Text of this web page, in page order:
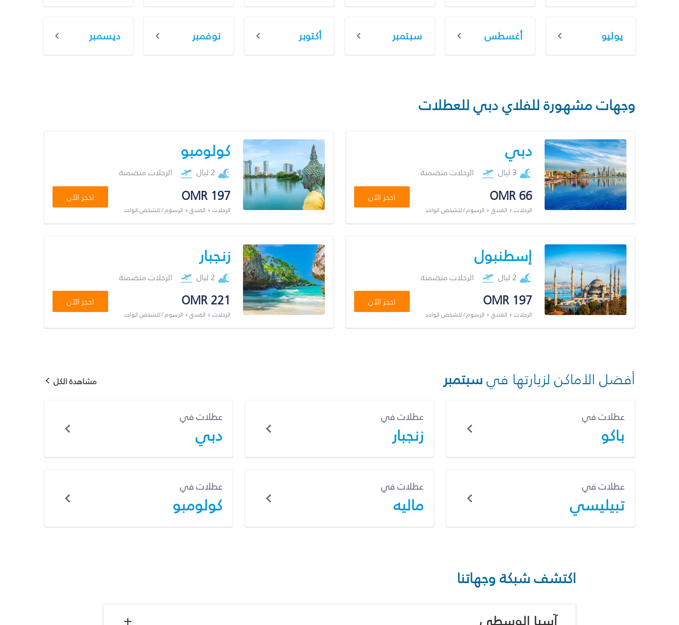
يوليو أغسطس سبتمبر أكتوبر نوفمبر ديسمبر
وجهات مشهورة للفلاي دبي للعطلات
دبي
3 ليال الرحلات متضمنة
OMR 66
الرحلات + الفندق + الرسوم / للشخص الواحد
احجز الآن
كولومبو
2 ليال الرحلات متضمنة
OMR 197
الرحلات + الفندق + الرسوم / للشخص الواحد
احجز الآن
إسطنبول
2 ليال الرحلات متضمنة
OMR 197
الرحلات + الفندق + الرسوم / للشخص الواحد
احجز الآن
زنجبار
2 ليال الرحلات متضمنة
OMR 221
الرحلات + الفندق + الرسوم / للشخص الواحد
احجز الآن
أفضل الأماكن لزيارتها فيسبتمبر مشاهدة الكل
عطلات في
باكو
عطلات في
زنجبار
عطلات في
دبي
عطلات في
تبيليسي
عطلات في
ماليه
عطلات في
كولومبو
اكتشف شبكة وجهاتنا